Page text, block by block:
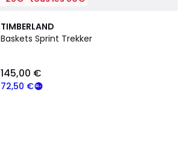
TIMBERLAND
Baskets Sprint Trekker
72,50 €
145,00 €